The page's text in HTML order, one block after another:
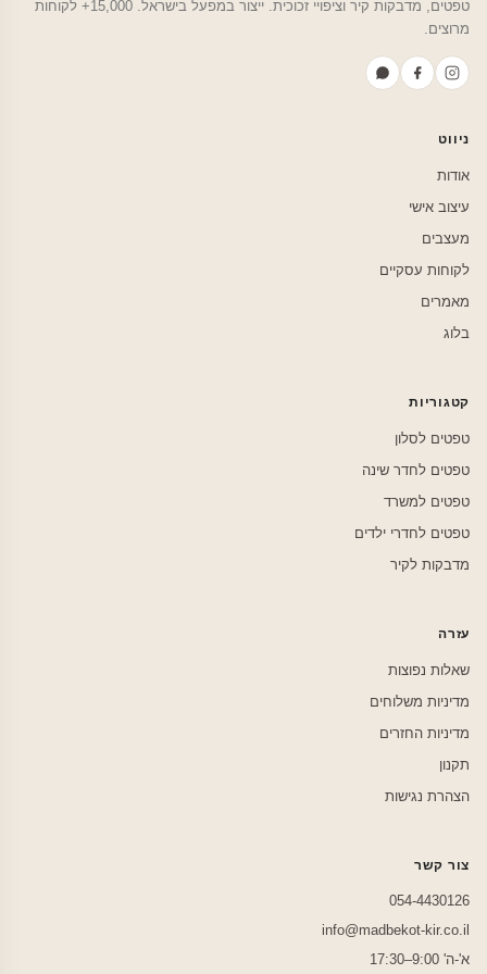
טפטים, מדבקות קיר וציפויי זכוכית. ייצור במפעל בישראל. 15,000+ לקוחות
מרוצים.
ניווט
אודות
עיצוב אישי
מעצבים
לקוחות עסקיים
מאמרים
בלוג
קטגוריות
טפטים לסלון
טפטים לחדר שינה
טפטים למשרד
טפטים לחדרי ילדים
מדבקות לקיר
עזרה
שאלות נפוצות
מדיניות משלוחים
מדיניות החזרים
תקנון
הצהרת נגישות
צור קשר
054-4430126
info@madbekot-kir.co.il
א'-ה' 9:00–17:30